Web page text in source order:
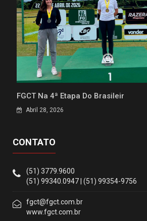
FGCT Na 4ª Etapa Do Brasileir
Abril 28, 2026
CONTATO
(51) 3779.9600
(51) 99340.0947 | (51) 99354-9756
fgct@fgct.com.br
www.fgct.com.br